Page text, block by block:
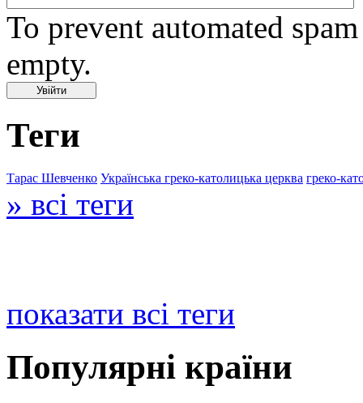
To prevent automated
empty.
Теги
Тарас Шевченко Українська греко-католицька церква греко-
» всі теги
показати всі теги
Популярні країни